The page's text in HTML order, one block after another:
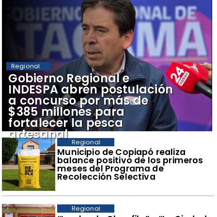
​Municipio de Copiapó realiza
balance positivo de los primeros
meses del Programa de
Recolección Selectiva
Regional
Regional
​Gobierno Regional e
INDESPA abren postulación
a concurso por más de
$385 millones para
fortalecer la pesca
artesanal
Regional